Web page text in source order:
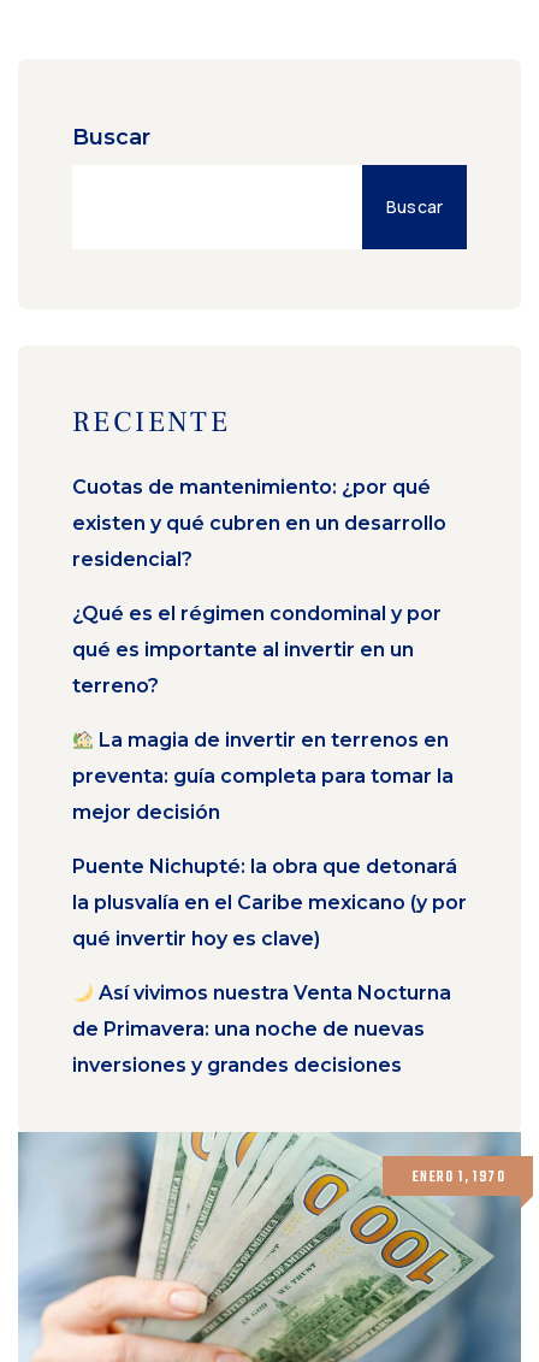
ENERO 1, 1970
Buscar
Buscar
RECIENTE
Cuotas de mantenimiento: ¿por qué
existen y qué cubren en un desarrollo
residencial?
¿Qué es el régimen condominal y por
qué es importante al invertir en un
terreno?
La magia de invertir en terrenos en
preventa: guía completa para tomar la
mejor decisión
Puente Nichupté: la obra que detonará
la plusvalía en el Caribe mexicano (y por
qué invertir hoy es clave)
Así vivimos nuestra Venta Nocturna
de Primavera: una noche de nuevas
inversiones y grandes decisiones